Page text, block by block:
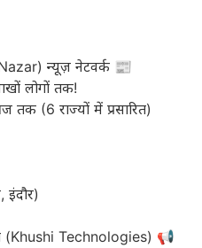
न्यूज़ नेटवर्क 📰
लोगों तक!
(6 राज्यों में प्रसारित)
इंदौर)
(Khushi Technologies) 📢